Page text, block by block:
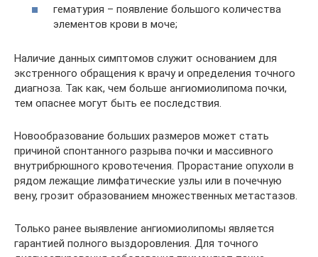
гематурия – появление большого количества
элементов крови в моче;
Наличие данных симптомов служит основанием для
экстренного обращения к врачу и определения точного
диагноза. Так как, чем больше ангиомиолипома почки,
тем опаснее могут быть ее последствия.
Новообразование больших размеров может стать
причиной спонтанного разрыва почки и массивного
внутрибрюшного кровотечения. Прорастание опухоли в
рядом лежащие лимфатические узлы или в почечную
вену, грозит образованием множественных метастазов.
Только ранее выявление ангиомиолипомы является
гарантией полного выздоровления. Для точного